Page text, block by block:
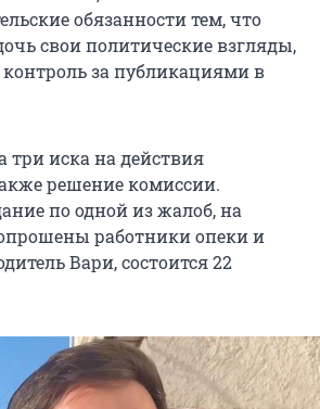
обязанности тем, что
свои политические взгляды,
контроль за публикациями в
три иска на действия
решение комиссии.
по одной из жалоб, на
работники опеки и
Вари, состоится 22